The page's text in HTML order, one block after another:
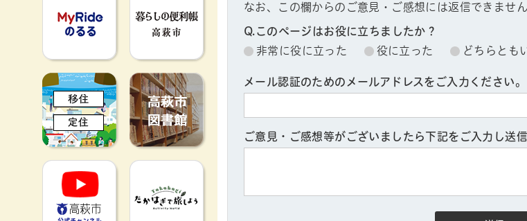
移住定住 高萩市図書館
高萩市YouTube公式チャンネル
なお、この欄からのご意見・ご感想には返信できませ
Q.このページはお役に立ちましたか？
非常に役に立った
役に立った どちらとも
メール認証のためのメールアドレスをご入力ください。
ご意見・ご感想等がございましたら下記をご入力し送信